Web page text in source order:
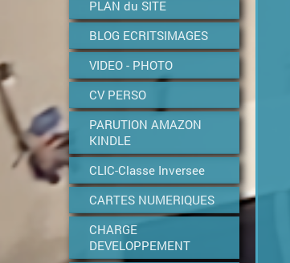
PLAN du SITE
BLOG ECRITSIMAGES
VIDEO - PHOTO
CV PERSO
PARUTION AMAZON
KINDLE
CLIC-Classe Inversee
CARTES NUMERIQUES
CHARGE
DEVELOPPEMENT